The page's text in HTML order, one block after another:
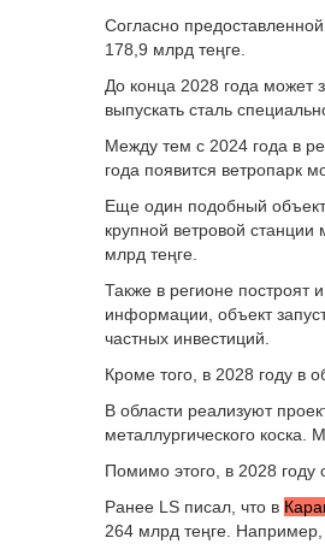
Согласно
178,9 млрд теңге.
До конца 2028 года может
выпускать сталь
Между тем с 2024 года в
года появится ветропарк
Еще один подобный
крупной ветровой
млрд теңге.
Также в регионе построят
информации, объект
частных инвестиций.
Кроме того, в 2028 году в
В области реализуют
металлургического коска.
Помимо этого, в 2028 году
Ранее LS писал, что в
264 млрд теңге. Например,